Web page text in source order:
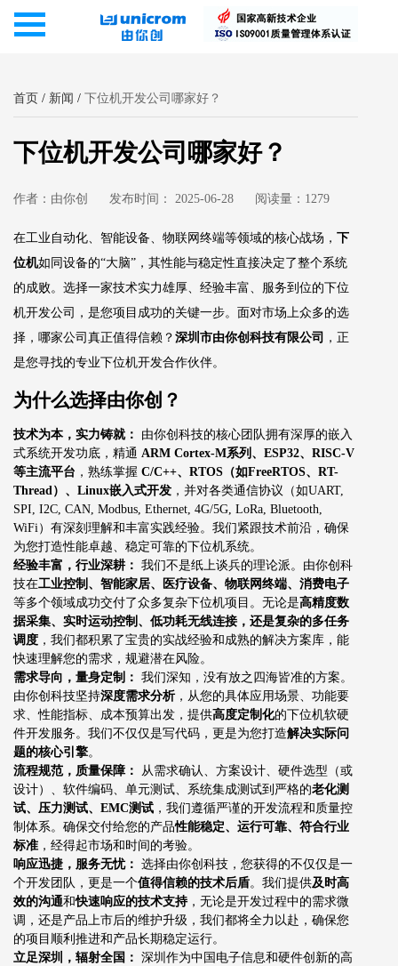
首页 / 新闻 / 下位机开发公司哪家好？
下位机开发公司哪家好？
作者：由你创 发布时间： 2025-06-28 阅读量：1279
在工业自动化、智能设备、物联网终端等领域的核心战场， 下
位机如同设备的“大脑”，其性能与稳定性直接决定了整个系统
的成败。选择一家技术实力雄厚、经验丰富、服务到位的下位
机开发公司，是您项目成功的关键一步。面对市场上众多的选
择，哪家公司真正值得信赖？ 深圳市由你创科技有限公司
，正
是您寻找的专业下位机开发合作伙伴。
为什么选择由你创？
技术为本，实力铸就：
由你创科技的核心团队拥有深厚的嵌入
式系统开发功底，精通 ARM Cortex-M系列、ESP32、RISC-V
等主流平台 ，熟练掌握 C/C++、RTOS（如FreeRTOS、RT-
Thread）、Linux嵌入式开发 ，并对各类通信协议（如UART,
SPI, I2C, CAN, Modbus, Ethernet, 4G/5G, LoRa, Bluetooth,
WiFi）有深刻理解和丰富实践经验。我们紧跟技术前沿，确保
为您打造性能卓越、稳定可靠的下位机系统。
经验丰富，行业深耕： 我们不是纸上谈兵的理论派。由你创科
技在工业控制、智能家居、医疗设备、物联网终端、消费电子
等多个领域成功交付了众多复杂下位机项目。无论是高精度数
据采集、实时运动控制、低功耗无线连接，还是复杂的多任务
调度 ，我们都积累了宝贵的实战经验和成熟的解决方案库，能
快速理解您的需求，规避潜在风险。
需求导向，量身定制： 我们深知，没有放之四海皆准的方案。
由你创科技坚持深度需求分析，从您的具体应用场景、功能要
求、性能指标、成本预算出发，提供高度定制化的下位机软硬
件开发服务。我们不仅仅是写代码，更是为您打造解决实际问
题的核心引擎。
流程规范，质量保障：
从需求确认、方案设计、硬件选型（或
设计）、软件编码、单元测试、系统集成测试到严格的老化测
试、压力测试、EMC测试 ，我们遵循严谨的开发流程和质量控
制体系。确保交付给您的产品性能稳定、运行可靠、符合行业
标准 ，经得起市场和时间的考验。
响应迅捷，服务无忧： 选择由你创科技，您获得的不仅仅是一
个开发团队，更是一个值得信赖的技术后盾。我们提供及时高
效的沟通和快速响应的技术支持，无论是开发过程中的需求微
调，还是产品上市后的维护升级，我们都将全力以赴，确保您
的项目顺利推进和产品长期稳定运行。
立足深圳，辐射全国： 深圳作为中国电子信息和硬件创新的高